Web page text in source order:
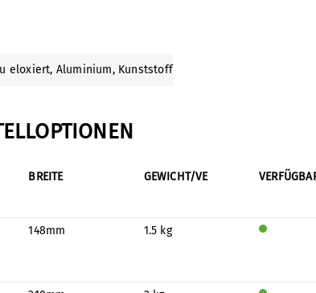
eloxiert, Aluminium, Kunststoff
BREITE GEWICHT/VE
148mm 1.5 kg
r